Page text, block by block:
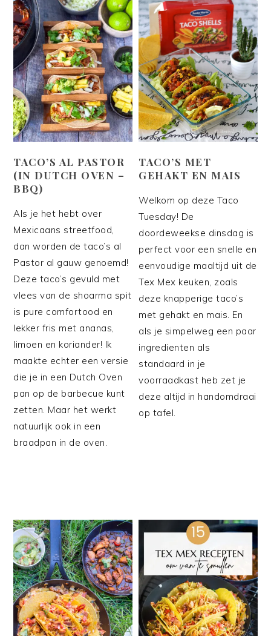
TACO’S AL PASTOR
(IN DUTCH OVEN –
BBQ)
Als je het hebt over
Mexicaans streetfood,
dan worden de taco’s al
Pastor al gauw genoemd!
Deze taco’s gevuld met
vlees van de shoarma spit
is pure comfortood en
lekker fris met ananas,
limoen en koriander! Ik
maakte echter een versie
die je in een Dutch Oven
pan op de barbecue kunt
zetten. Maar het werkt
natuurlijk ook in een
braadpan in de oven.
TACO’S MET
GEHAKT EN MAIS
Welkom op deze Taco
Tuesday! De
doordeweekse dinsdag is
perfect voor een snelle en
eenvoudige maaltijd uit de
Tex Mex keuken, zoals
deze knapperige taco’s
met gehakt en mais. En
als je simpelweg een paar
ingredienten als
standaard in je
voorraadkast heb zet je
deze altijd in handomdraai
op tafel.